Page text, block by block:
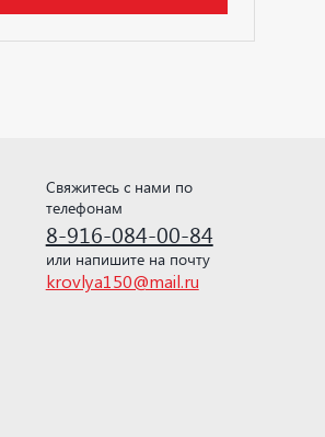
Свяжитесь с нами по
телефонам
8-916-084-00-84
или напишите на почту
krovlya150@mail.ru